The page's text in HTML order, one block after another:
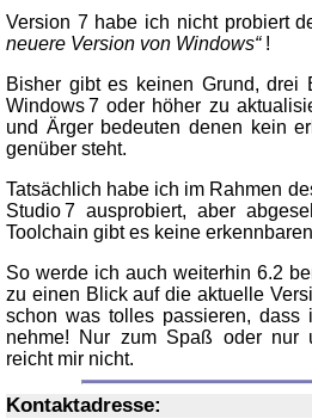
Ver­sion 7 ha­be ich nicht pro­biert
neu­e­re Ver­sion von Win­dows !
Bisher gibt es kei­nen Grund, drei
Win­dows 7 oder hö­her zu
und Är­ger be­deu­ten de­nen kein
gen­über steht.
Tat­säch­lich ha­be ich im Rah­men
Stu­dio 7 aus­pro­biert, aber
Tool­chain gibt es kei­ne
So wer­de ich auch wei­ter­hin 6.2
zu ei­nen Blick auf die ak­tu­el­le
schon was tol­les pas­sie­ren,
neh­me! Nur zum Spaß oder nur
reicht mir nicht.
Kontakt­adresse: